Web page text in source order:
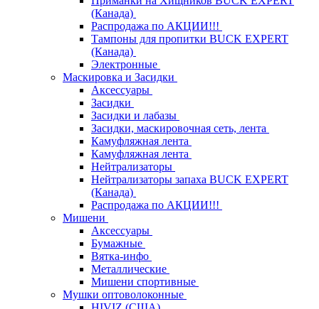
(Канада)
Распродажа по АКЦИИ!!!
Тампоны для пропитки BUCK EXPERT
(Канада)
Электронные
Маскировка и Засидки
Аксессуары
Засидки
Засидки и лабазы
Засидки, маскировочная сеть, лента
Камуфляжная лента
Камуфляжная лента
Нейтрализаторы
Нейтрализаторы запаха BUCK EXPERT
(Канада)
Распродажа по АКЦИИ!!!
Мишени
Аксессуары
Бумажные
Вятка-инфо
Металлические
Мишени спортивные
Мушки оптоволоконные